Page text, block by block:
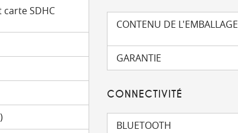
SDHC
CONTENU DE L'EMBALLAGE
GARANTIE
CONNECTIVITÉ
BLUETOOTH